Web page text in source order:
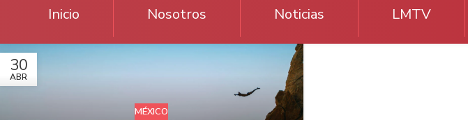
Inicio Nosotros Noticias LMTV
30
ABR
MÉXICO